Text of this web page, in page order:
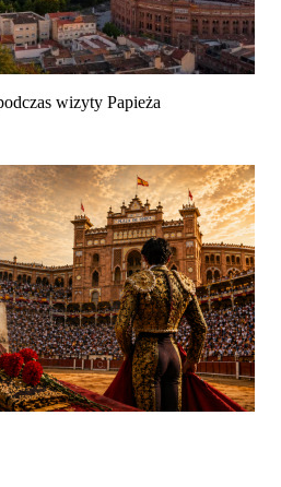
wizyty Papieża